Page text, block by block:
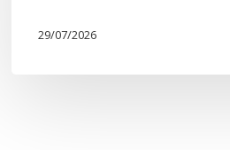
29/07/2026